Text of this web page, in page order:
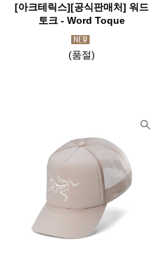
[아크테릭스][공식판매처] 워드
토크 - Word Toque
(품절)